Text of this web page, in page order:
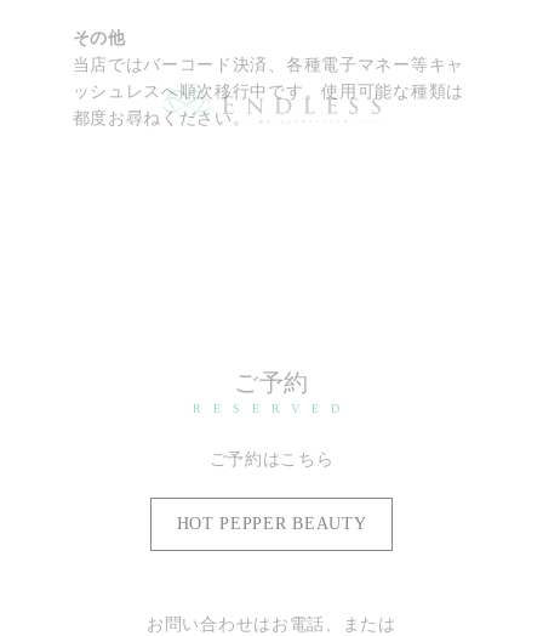
その他
当店ではバーコード決済、各種電子マネー等キャ
ッシュレスへ順次移行中です。使用可能な種類は
都度お尋ねください。
ご予約
RESERVED
ご予約はこちら
HOT PEPPER BEAUTY
お問い合わせはお電話、または